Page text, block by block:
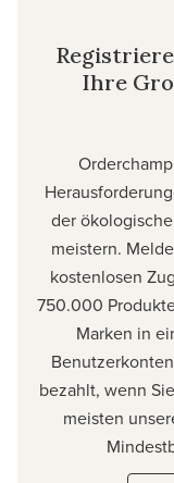
Ihre
der
meistern.
kostenlosen
750.000
Marken in
bezahlt, wenn
meisten